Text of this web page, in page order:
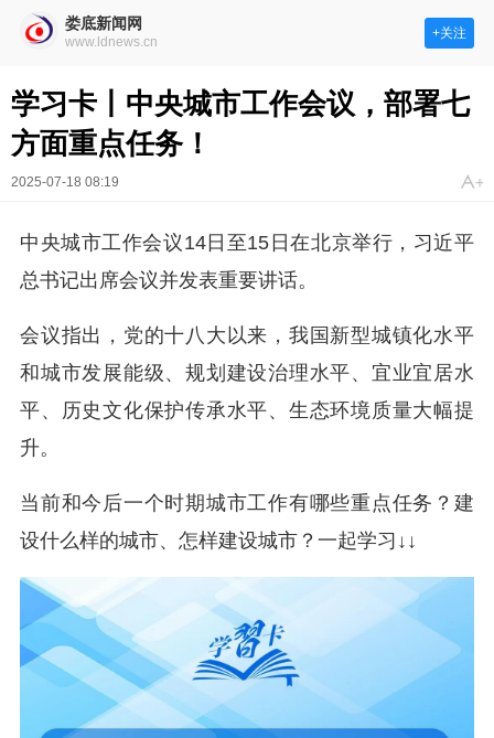
娄底新闻网
www.ldnews.cn
+关注
学习卡丨中央城市工作会议，部署七
方面重点任务！
2025-07-18 08:19
中央城市工作会议14日至15日在北京举行，习近平
总书记出席会议并发表重要讲话。
会议指出，党的十八大以来，我国新型城镇化水平
和城市发展能级、规划建设治理水平、宜业宜居水
平、历史文化保护传承水平、生态环境质量大幅提
升。
当前和今后一个时期城市工作有哪些重点任务？建
设什么样的城市、怎样建设城市？一起学习↓↓